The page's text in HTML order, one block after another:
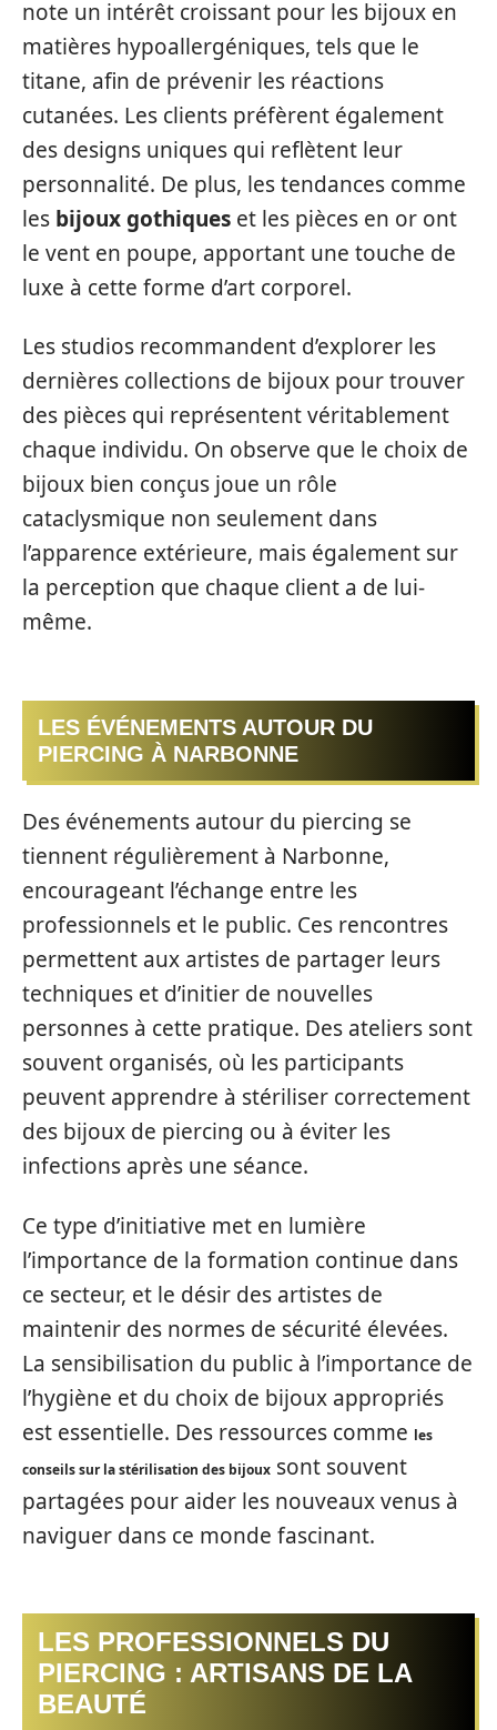
note un intérêt croissant pour les bijoux en
matières hypoallergéniques, tels que le
titane, afin de prévenir les réactions
cutanées. Les clients préfèrent également
des designs uniques qui reflètent leur
personnalité. De plus, les tendances comme
les bijoux gothiques et les pièces en or ont
le vent en poupe, apportant une touche de
luxe à cette forme d’art corporel.
Les studios recommandent d’explorer les
dernières collections de bijoux pour trouver
des pièces qui représentent véritablement
chaque individu. On observe que le choix de
bijoux bien conçus joue un rôle
cataclysmique non seulement dans
l’apparence extérieure, mais également sur
la perception que chaque client a de lui-
même.
LES ÉVÉNEMENTS AUTOUR DU
PIERCING À NARBONNE
Des événements autour du piercing se
tiennent régulièrement à Narbonne,
encourageant l’échange entre les
professionnels et le public. Ces rencontres
permettent aux artistes de partager leurs
techniques et d’initier de nouvelles
personnes à cette pratique. Des ateliers sont
souvent organisés, où les participants
peuvent apprendre à stériliser correctement
des bijoux de piercing ou à éviter les
infections après une séance.
Ce type d’initiative met en lumière
l’importance de la formation continue dans
ce secteur, et le désir des artistes de
maintenir des normes de sécurité élevées.
La sensibilisation du public à l’importance de
l’hygiène et du choix de bijoux appropriés
est essentielle. Des ressources comme les
conseils sur la stérilisation des bijoux sont souvent
partagées pour aider les nouveaux venus à
naviguer dans ce monde fascinant.
LES PROFESSIONNELS DU
PIERCING : ARTISANS DE LA
BEAUTÉ